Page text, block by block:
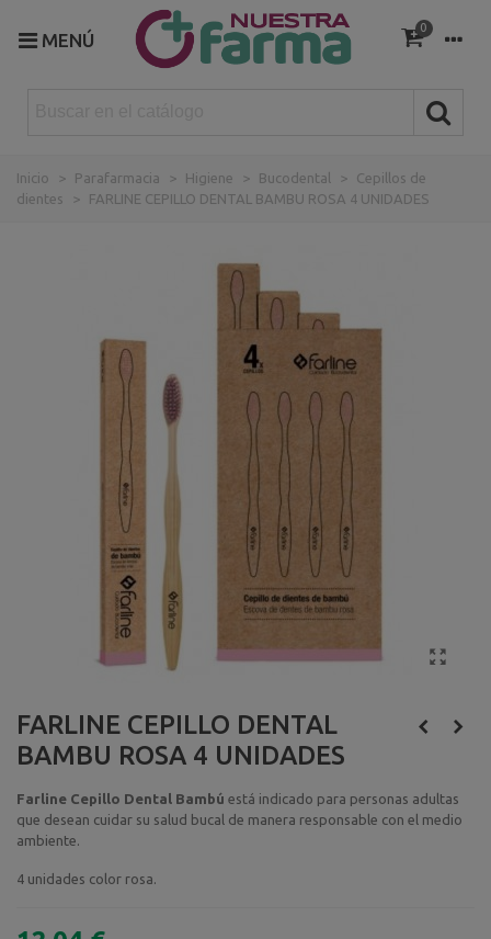
MENÚ
0
Inicio > Parafarmacia > Higiene > Bucodental >
Cepillos de
dientes
> FARLINE CEPILLO DENTAL BAMBU ROSA 4 UNIDADES
FARLINE CEPILLO DENTAL
BAMBU ROSA 4 UNIDADES
Farline Cepillo Dental Bambú está indicado para personas adultas
que desean cuidar su salud bucal de manera responsable con el medio
ambiente.
4 unidades color rosa.